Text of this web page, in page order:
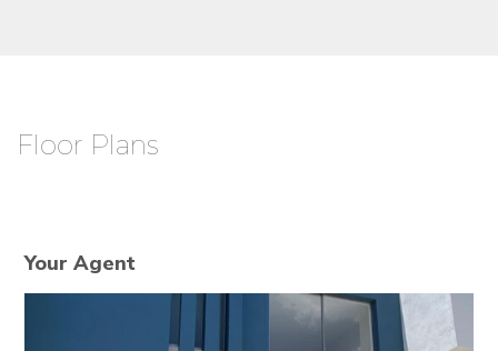
Floor Plans
Your Agent